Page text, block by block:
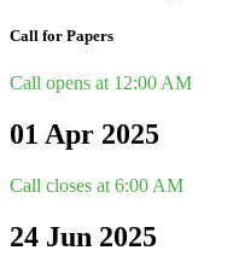
Call for Papers
Call opens at 12:00 AM
01 Apr 2025
Call closes at 6:00 AM
24 Jun 2025